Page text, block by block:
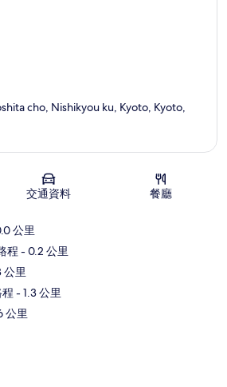
cho, Nishikyou ku, Kyoto, Kyoto,
交通資料 餐廳
公里
程 - 0.2 公里
公里
- 1.3 公里
公里